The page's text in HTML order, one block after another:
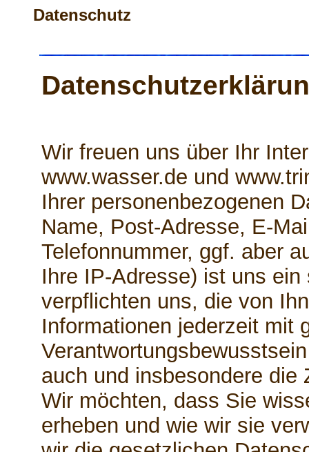
Datenschutz
Wir freuen uns über Ihr
www.wasser.de und
Ihrer personenbezogenen
Name, Post-Adresse, E-
Telefonnummer, ggf. aber
Ihre IP-Adresse) ist uns
verpflichten uns, die von
Informationen jederzeit mit
auch und insbesondere die
Wir möchten, dass Sie
erheben und wie wir sie